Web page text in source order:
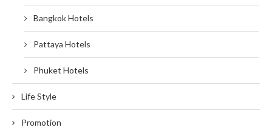
Bangkok Hotels
Pattaya Hotels
Phuket Hotels
Life Style
Promotion